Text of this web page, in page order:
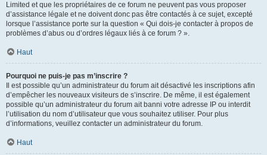
Limited et que les propriétaires de ce forum ne peuvent pas vous proposer
d’assistance légale et ne doivent donc pas être contactés à ce sujet, excepté
lorsque l’assistance porte sur la question « Qui dois-je contacter à propos de
problèmes d’abus ou d’ordres légaux liés à ce forum ? ».
Haut
Pourquoi ne puis-je pas m’inscrire ?
Il est possible qu’un administrateur du forum ait désactivé les inscriptions afin
d’empêcher les nouveaux visiteurs de s’inscrire. De même, il est également
possible qu’un administrateur du forum ait banni votre adresse IP ou interdit
l’utilisation du nom d’utilisateur que vous souhaitez utiliser. Pour plus
d’informations, veuillez contacter un administrateur du forum.
Haut